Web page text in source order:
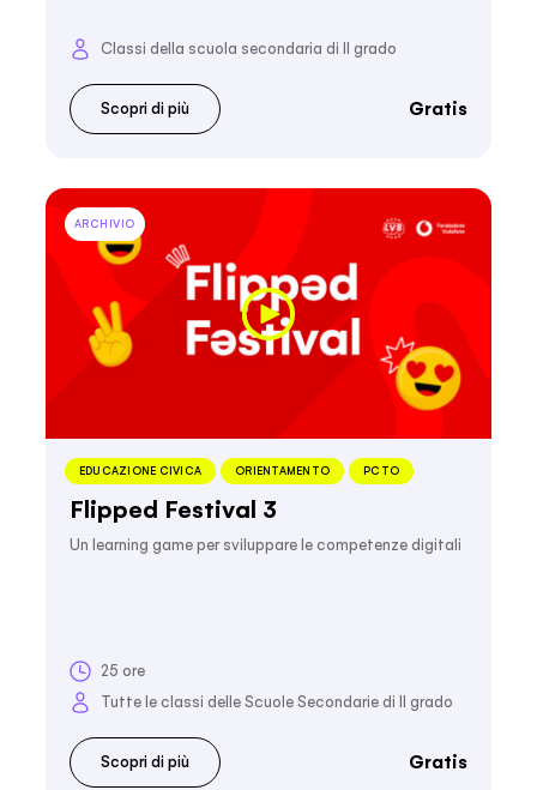
Classi della scuola secondaria di II grado
Scopri di più Gratis
ARCHIVIO
EDUCAZIONE CIVICA ORIENTAMENTO PCTO
Flipped Festival 3
Un learning game per sviluppare le competenze digitali
25 ore
Tutte le classi delle Scuole Secondarie di II grado
Scopri di più Gratis